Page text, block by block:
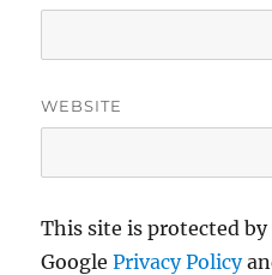
WEBSITE
This site is protected by
GooglePrivacy Policy